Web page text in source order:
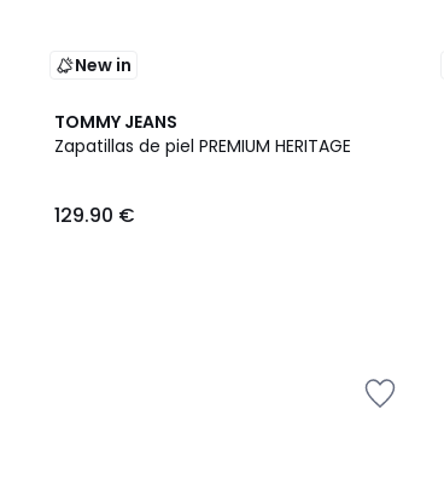
New in
TOMMY JEANS
Zapatillas de piel PREMIUM HERITAGE
129.90 €